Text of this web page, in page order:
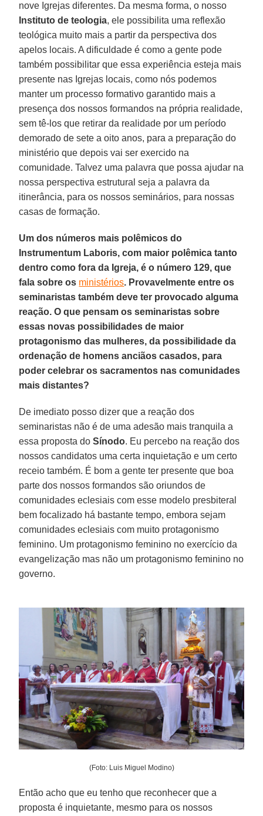
nove Igrejas diferentes. Da mesma forma, o nosso
Instituto de teologia, ele possibilita uma reflexão
teológica muito mais a partir da perspectiva dos
apelos locais. A dificuldade é como a gente pode
também possibilitar que essa experiência esteja mais
presente nas Igrejas locais, como nós podemos
manter um processo formativo garantido mais a
presença dos nossos formandos na própria realidade,
sem tê-los que retirar da realidade por um período
demorado de sete a oito anos, para a preparação do
ministério que depois vai ser exercido na
comunidade. Talvez uma palavra que possa ajudar na
nossa perspectiva estrutural seja a palavra da
itinerância, para os nossos seminários, para nossas
casas de formação.
Um dos números mais polêmicos do
Instrumentum Laboris, com maior polêmica tanto
dentro como fora da Igreja, é o número 129, que
fala sobre os ministérios. Provavelmente entre os
seminaristas também deve ter provocado alguma
reação. O que pensam os seminaristas sobre
essas novas possibilidades de maior
protagonismo das mulheres, da possibilidade da
ordenação de homens anciãos casados, para
poder celebrar os sacramentos nas comunidades
mais distantes?
De imediato posso dizer que a reação dos
seminaristas não é de uma adesão mais tranquila a
essa proposta doSínodo. Eu percebo na reação dos
nossos candidatos uma certa inquietação e um certo
receio também. É bom a gente ter presente que boa
parte dos nossos formandos são oriundos de
comunidades eclesiais com esse modelo presbiteral
bem focalizado há bastante tempo, embora sejam
comunidades eclesiais com muito protagonismo
feminino. Um protagonismo feminino no exercício da
evangelização mas não um protagonismo feminino no
governo.
(Foto: Luis Miguel Modino)
Então acho que eu tenho que reconhecer que a
proposta é inquietante, mesmo para os nossos